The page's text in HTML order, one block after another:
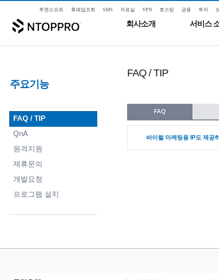
루젠소프트 휴폐업조회 SMS 자료실 VPN 호스팅 금융 투자
회사소개 서비스
주요기능
FAQ / TIP
QnA
원격지원
제휴문의
개발요청
프로그램 설치
FAQ / TIP
FAQ
바이럴 마케팅용 IP도 제공